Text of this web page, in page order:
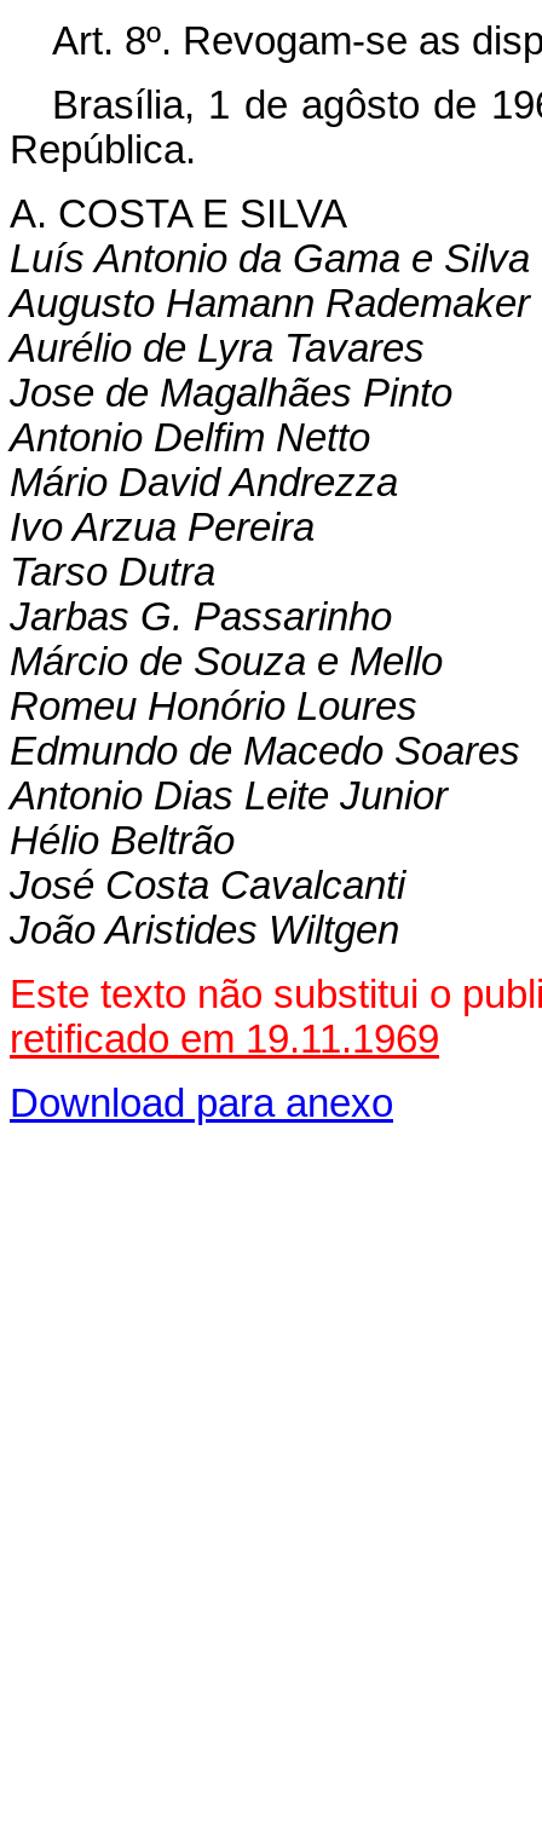
Art. 8º. Revogam-se as
Brasília, 1 de agôsto de
República.
A. COSTA E SILVA
Luís Antonio da Gama e Silva
Augusto Hamann
Aurélio de Lyra Tavares
Jose de Magalhães Pinto
Antonio Delfim Netto
Mário David Andrezza
Ivo Arzua Pereira
Tarso Dutra
Jarbas G. Passarinho
Márcio de Souza e Mello
Romeu Honório Loures
Edmundo de Macedo Soares
Antonio Dias Leite Junior
Hélio Beltrão
José Costa Cavalcanti
João Aristides Wiltgen
Este texto não substitui o
retificado em 19.11.1969
Download para anexo